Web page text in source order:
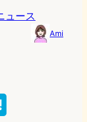
ュース
Ami